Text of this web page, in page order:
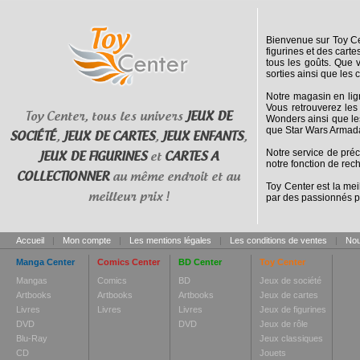
Toy Center, tous les univers JEUX DE
SOCIÉTÉ, JEUX DE CARTES, JEUX ENFANTS,
JEUX DE FIGURINESet CARTES A
COLLECTIONNERau même endroit et au
meilleur prix !
Bienvenue sur Toy
figurines et des
tous les goûts. Que
sorties ainsi que les
Notre magasin en
Vous retrouverez
Wonders ainsi que
que Star Wars
Notre service de
notre fonction de
Toy Center est la
par des passionnés
Accueil | Mon compte | Les mentions légales | Les conditions de ventes |
Manga Center
Mangas
Artbooks
Livres
DVD
Blu-Ray
CD
Comics Center
Comics
Artbooks
Livres
BD Center
BD
Artbooks
Livres
DVD
Toy Center
Jeux de société
Jeux de cartes
Jeux de figurines
Jeux de rôle
Jeux classiques
Jouets